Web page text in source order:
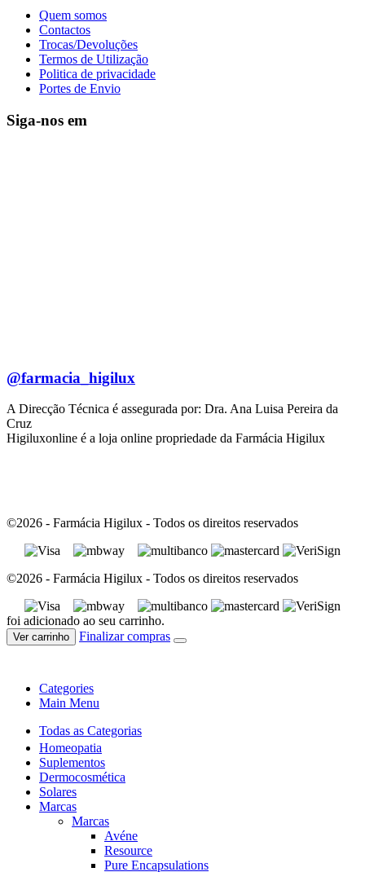
Quem somos
Contactos
Trocas/Devoluções
Termos de Utilização
Politica de privacidade
Portes de Envio
Siga-nos em
@farmacia_higilux
A Direcção Técnica é assegurada por: Dra. Ana Luisa Pereira da
Cruz
Higiluxonline é a loja online propriedade da Farmácia Higilux
©2026 - Farmácia Higilux - Todos os direitos reservados
©2026 - Farmácia Higilux - Todos os direitos reservados
foi adicionado ao seu carrinho.
Ver carrinho Finalizar compras
Categories
Main Menu
Todas as Categorias
Homeopatia
Suplementos
Dermocosmética
Solares
Marcas
Marcas
Avéne
Resource
Pure Encapsulations